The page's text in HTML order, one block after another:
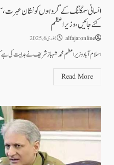
انسانی سمگلنگ کے گروہوں کو نشان
کئے جائیں، وزیراعظم
alfajaronline جنوری 6, 2025
اسلام آباد وزیراعظم محمد شہبازشریف نے ہدایت کی
Read More